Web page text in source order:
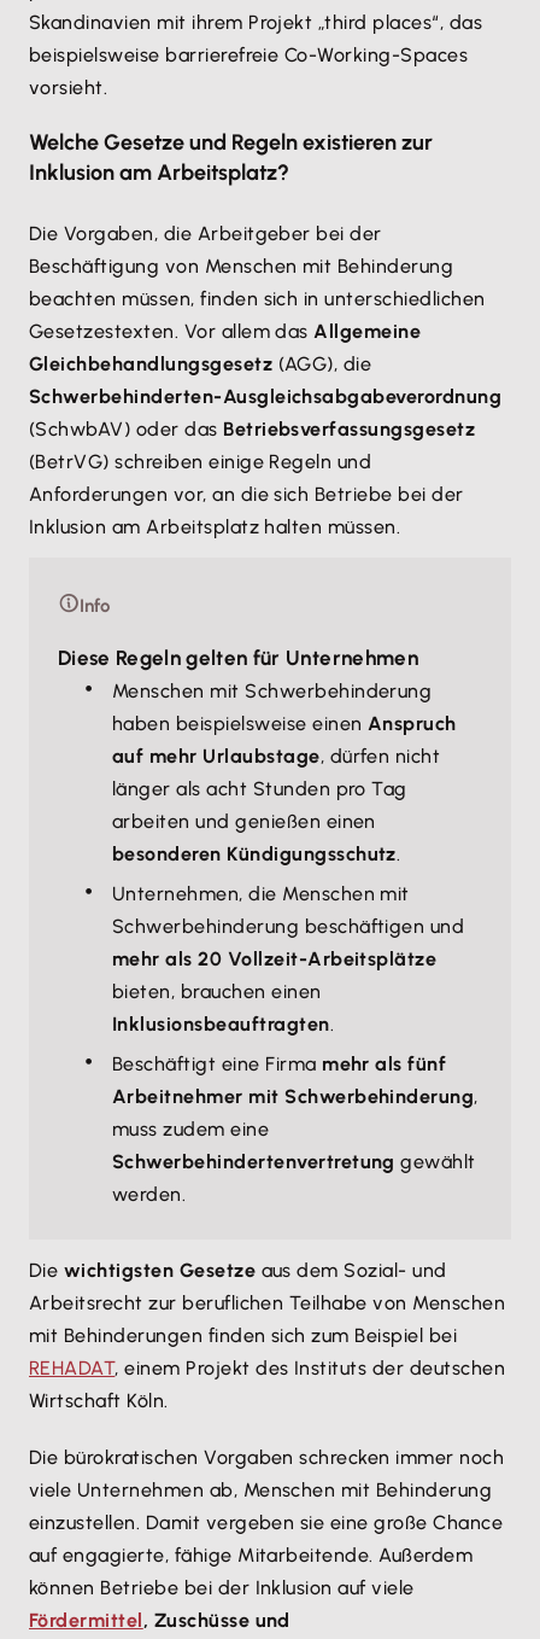
Skandinavien mit ihrem Projekt „third places“, das
beispielsweise barrierefreie Co-Working-Spaces
vorsieht.
Welche Gesetze und Regeln existieren zur
Inklusion am Arbeitsplatz?
Die Vorgaben, die Arbeitgeber bei der
Beschäftigung von Menschen mit Behinderung
beachten müssen, finden sich in unterschiedlichen
Gesetzestexten. Vor allem dasAllgemeine
Gleichbehandlungsgesetz (AGG), die
Schwerbehinderten-Ausgleichsabgabeverordnung
(SchwbAV) oder das Betriebsverfassungsgesetz
(BetrVG) schreiben einige Regeln und
Anforderungen vor, an die sich Betriebe bei der
Inklusion am Arbeitsplatz halten müssen.
Info
Diese Regeln gelten für Unternehmen
Menschen mit Schwerbehinderung
haben beispielsweise einen Anspruch
auf mehr Urlaubstage, dürfen nicht
länger als acht Stunden pro Tag
arbeiten und genießen einen
besonderen Kündigungsschutz.
Unternehmen, die Menschen mit
Schwerbehinderung beschäftigen und
mehr als 20 Vollzeit-Arbeitsplätze
bieten, brauchen einen
Inklusionsbeauftragten.
Beschäftigt eine Firma mehr als fünf
Arbeitnehmer mit Schwerbehinderung,
muss zudem eine
Schwerbehindertenvertretunggewählt
werden.
Die wichtigsten Gesetze aus dem Sozial- und
Arbeitsrecht zur beruflichen Teilhabe von Menschen
mit Behinderungen finden sich zum Beispiel bei
REHADAT, einem Projekt des Instituts der deutschen
Wirtschaft Köln.
Die bürokratischen Vorgaben schrecken immer noch
viele Unternehmen ab, Menschen mit Behinderung
einzustellen. Damit vergeben sie eine große Chance
auf engagierte, fähige Mitarbeitende. Außerdem
können Betriebe bei der Inklusion auf viele
Fördermittel, Zuschüsse und